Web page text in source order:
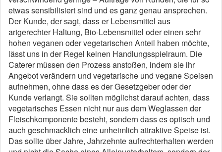
etwas sensibilisiert sind und es ganz genau ansprechen.
Der Kunde, der sagt, dass er Lebensmittel aus
artgerechter Haltung, Bio-Lebensmittel oder einen sehr
hohen veganen oder vegetarischen Anteil haben möchte,
lässt uns in der Regel keinen Handlungsspielraum. Die
Caterer müssen den Prozess anstoßen, indem sie ihr
Angebot verändern und vegetarische und vegane Speisen
aufnehmen, ohne dass es der Gesetzgeber oder der
Kunde verlangt. Sie sollten möglichst darauf achten, dass
vegetarisches Essen nicht nur aus dem Weglassen der
Fleischkomponente besteht, sondern dass es optisch und
auch geschmacklich eine unheimlich attraktive Speise ist.
Das sollte über Jahre, Jahrzehnte aufrechterhalten werden